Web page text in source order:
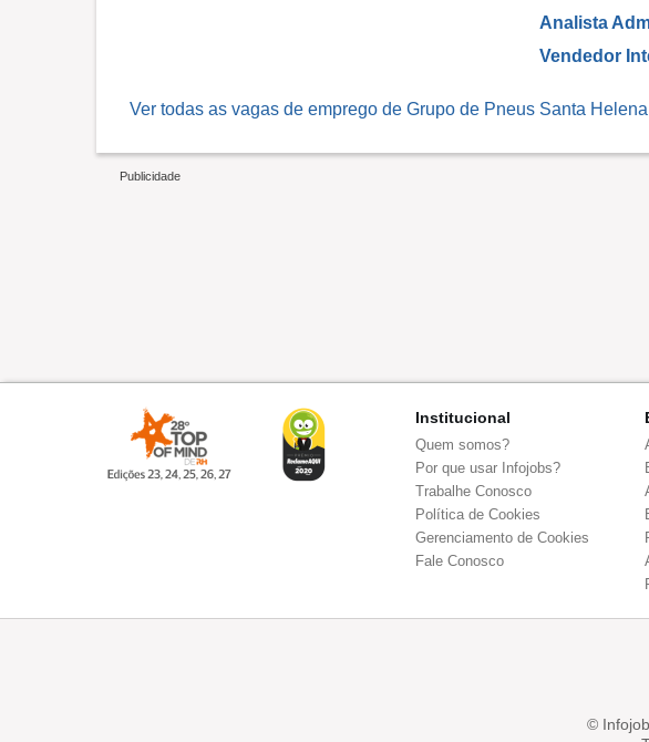
Analista
Vendedor
Ver todas as vagas de emprego de Grupo de Pneus Santa
Institucional
Quem somos?
Por que usar Infojobs?
Trabalhe Conosco
Política de Cookies
Gerenciamento de Cookies
Fale Conosco
©